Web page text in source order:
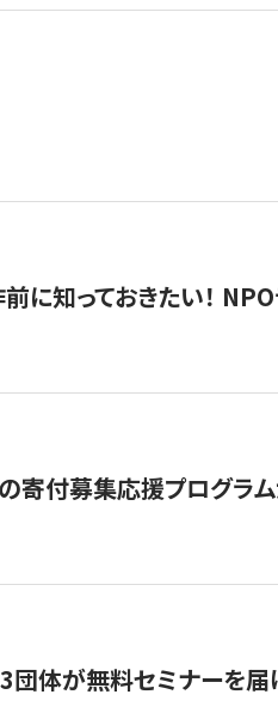
に知っておきたい！
付募集応援プログラム
団体が無料セミナーを届